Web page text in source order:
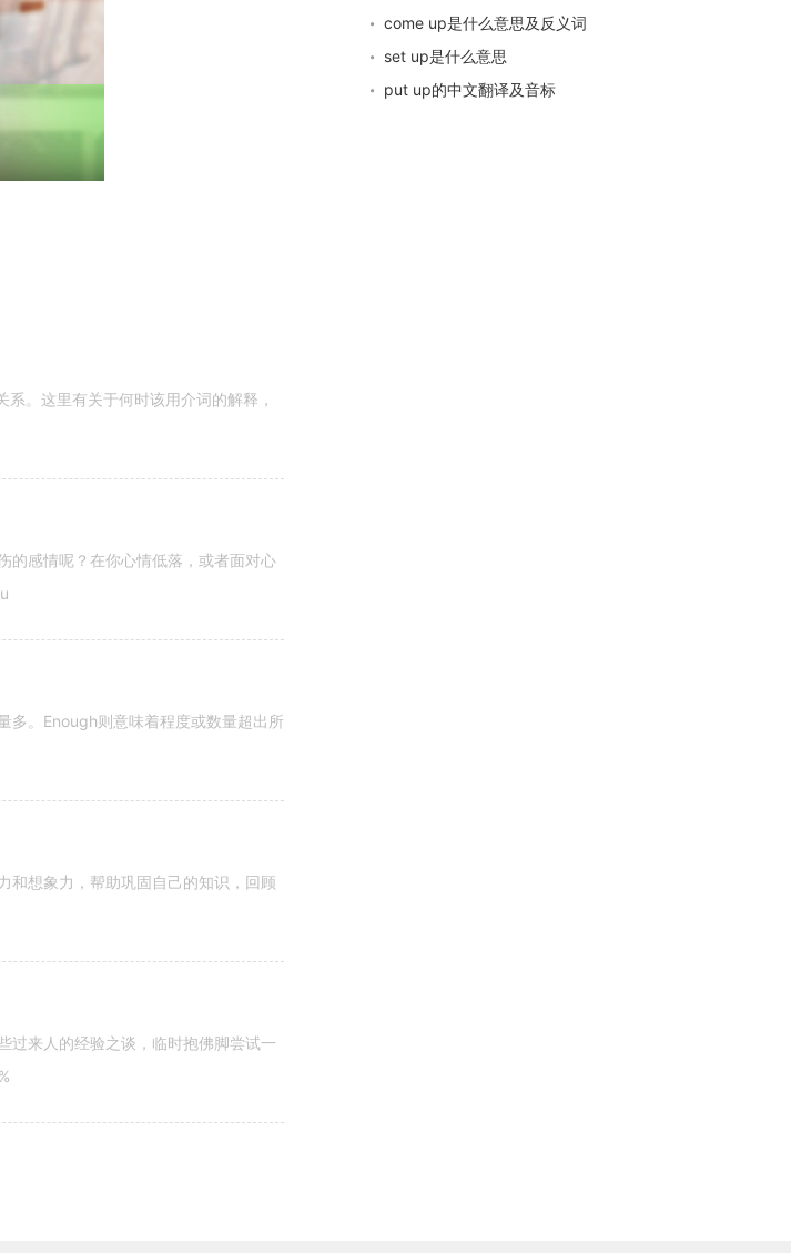
。这里有关于何时该用介词的解释，
的感情呢？在你心情低落，或者面对心
多。Enough则意味着程度或数量超出所
和想象力，帮助巩固自己的知识，回顾
过来人的经验之谈，临时抱佛脚尝试一
come up是什么意思及反义词
set up是什么意思
put up的中文翻译及音标